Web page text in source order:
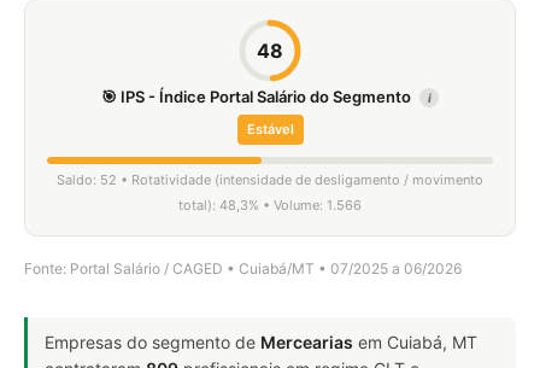
48
🎯 IPS - Índice Portal Salário do Segmento i
Estável
Saldo: 52 • Rotatividade (intensidade de desligamento / movimento
total): 48,3% • Volume: 1.566
Fonte: Portal Salário / CAGED • Cuiabá/MT • 07/2025 a 06/2026
Empresas do segmento de Mercearias em Cuiabá, MT